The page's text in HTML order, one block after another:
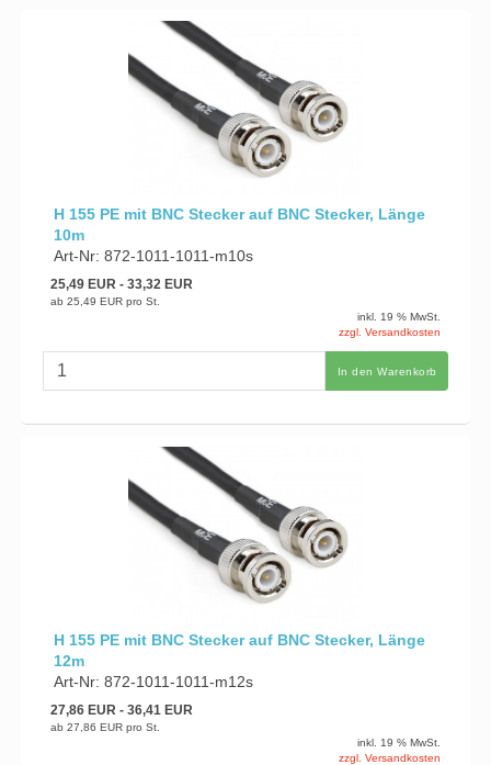
H 155 PE mit BNC Stecker auf BNC Stecker, Länge
10m
Art-Nr: 872-1011-1011-m10s
25,49 EUR- 33,32 EUR
ab 25,49 EUR pro St.
inkl. 19 % MwSt.
zzgl. Versandkosten
In den Warenkorb
H 155 PE mit BNC Stecker auf BNC Stecker, Länge
12m
Art-Nr: 872-1011-1011-m12s
27,86 EUR- 36,41 EUR
ab 27,86 EUR pro St.
inkl. 19 % MwSt.
zzgl. Versandkosten